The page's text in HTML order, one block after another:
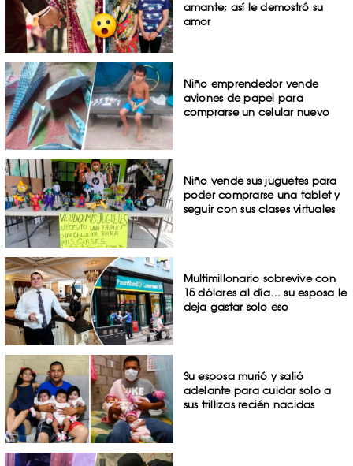
amante; así le demostró su
amor
Niño emprendedor vende
aviones de papel para
comprarse un celular nuevo
Niño vende sus juguetes para
poder comprarse una tablet y
seguir con sus clases virtuales
Multimillonario sobrevive con
15 dólares al día… su esposa le
deja gastar solo eso
Su esposa murió y salió
adelante para cuidar solo a
sus trillizas recién nacidas